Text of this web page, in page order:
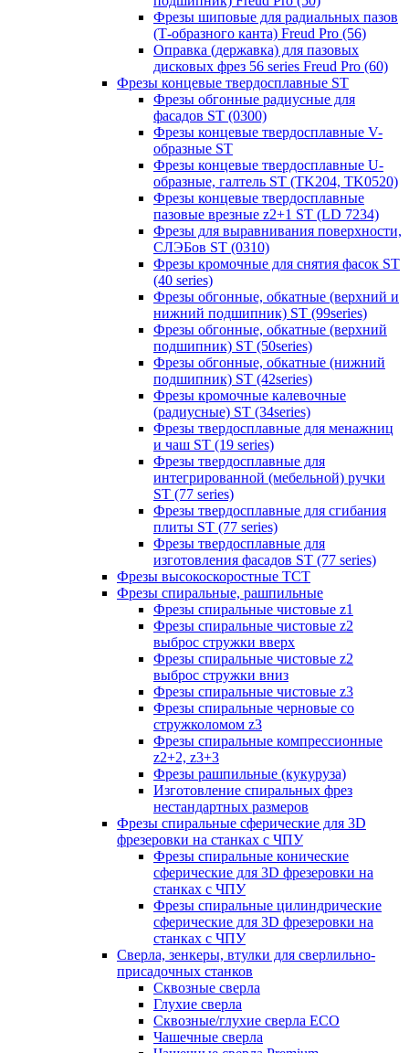
Фрезы шиповые для радиальных пазов
(Т-образного канта) Freud Pro (56)
Оправка (державка) для пазовых
дисковых фрез 56 series Freud Pro (60)
Фрезы концевые твердосплавные ST
Фрезы обгонные радиусные для
фасадов ST (0300)
Фрезы концевые твердосплавные V-
образные ST
Фрезы концевые твердосплавные U-
образные, галтель ST (TK204, TK0520)
Фрезы концевые твердосплавные
пазовые врезные z2+1 ST (LD 7234)
Фрезы для выравнивания поверхности,
СЛЭБов ST (0310)
Фрезы кромочные для снятия фасок ST
(40 series)
Фрезы обгонные, обкатные (верхний и
нижний подшипник) ST (99series)
Фрезы обгонные, обкатные (верхний
подшипник) ST (50series)
Фрезы обгонные, обкатные (нижний
подшипник) ST (42series)
Фрезы кромочные калевочные
(радиусные) ST (34series)
Фрезы твердосплавные для менажниц
и чаш ST (19 series)
Фрезы твердосплавные для
интегрированной (мебельной) ручки
ST (77 series)
Фрезы твердосплавные для сгибания
плиты ST (77 series)
Фрезы твердосплавные для
изготовления фасадов ST (77 series)
Фрезы высокоскоростные ТСТ
Фрезы спиральные, рашпильные
Фрезы спиральные чистовые z1
Фрезы спиральные чистовые z2
выброс стружки вверх
Фрезы спиральные чистовые z2
выброс стружки вниз
Фрезы спиральные чистовые z3
Фрезы спиральные черновые со
стружколомом z3
Фрезы спиральные компрессионные
z2+2, z3+3
Фрезы рашпильные (кукуруза)
Изготовление спиральных фрез
нестандартных размеров
Фрезы спиральные сферические для 3D
фрезеровки на станках с ЧПУ
Фрезы спиральные конические
сферические для 3D фрезеровки на
станках с ЧПУ
Фрезы спиральные цилиндрические
сферические для 3D фрезеровки на
станках с ЧПУ
Сверла, зенкеры, втулки для сверлильно-
присадочных станков
Сквозные сверла
Глухие сверла
Сквозные/глухие сверла ECO
Чашечные сверла